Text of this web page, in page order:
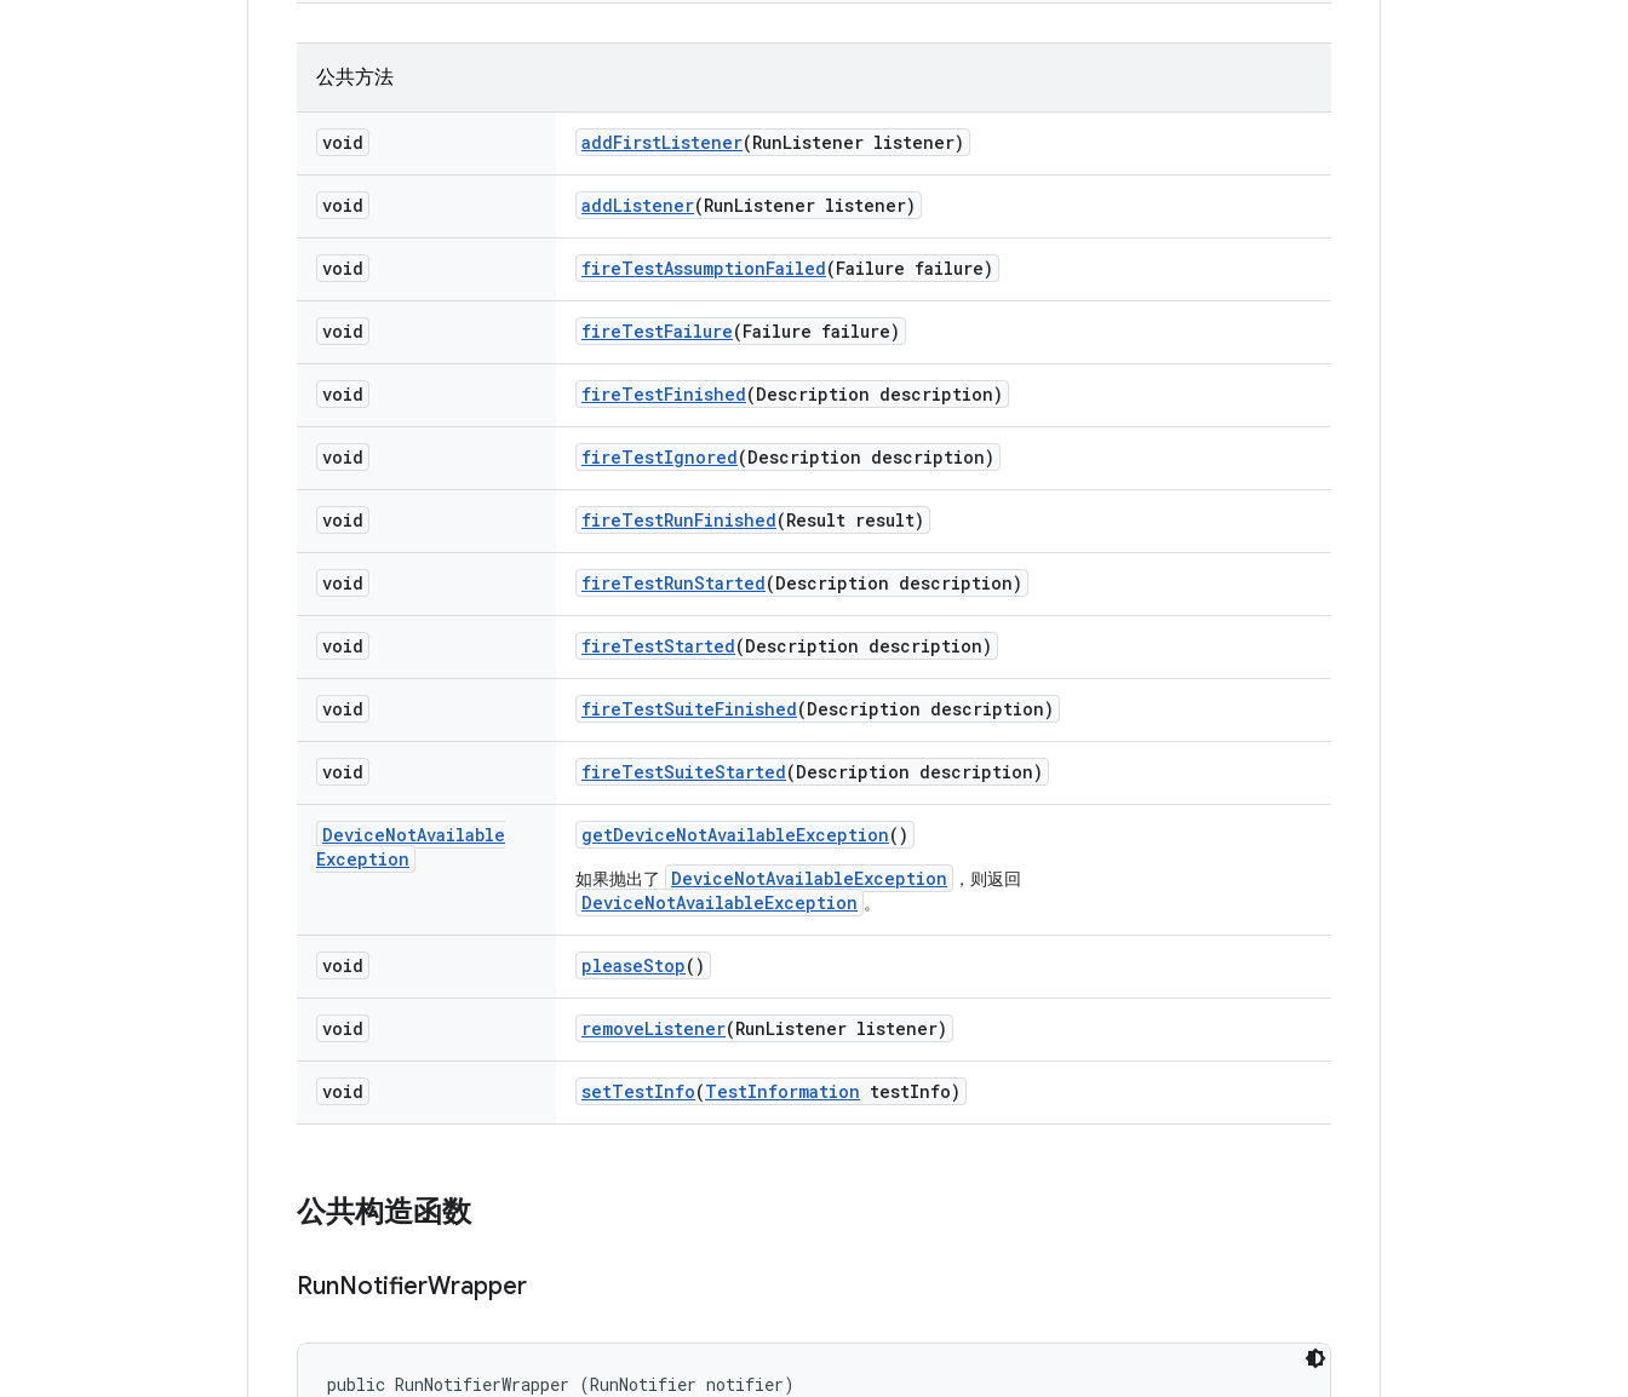
公共方法
void addFirstListener(RunListener listener)
void addListener(RunListener listener)
void fireTestAssumptionFailed(Failure failure)
void fireTestFailure(Failure failure)
void fireTestFinished(Description description)
void fireTestIgnored(Description description)
void fireTestRunFinished(Result result)
void fireTestRunStarted(Description description)
void fireTestStarted(Description description)
void fireTestSuiteFinished(Description description)
void fireTestSuiteStarted(Description description)
DeviceNotAvailable
Exception
getDeviceNotAvailableException()
如果抛出了 DeviceNotAvailableException ，则返回
DeviceNotAvailableException 。
void pleaseStop()
void removeListener(RunListener listener)
void setTestInfo(TestInformation testInfo)
公共构造函数
RunNotifierWrapper
public RunNotifierWrapper (RunNotifier notifier)